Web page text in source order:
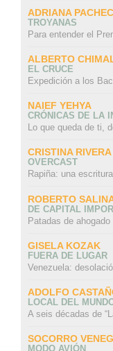
ADRIANA
TROYANAS
Para entender el
ALBERTO
EL CRUCE
Expedición a los
NAIEF YEHYA
CRÓNICAS DE LA
Lo que queda de ti,
CRISTINA
OVERCAST
Rapiña: una
ROBERTO
DE CAPITAL
Patadas de ahogado
GISELA KOZAK
FUERA DE LUGAR
Venezuela:
ADOLFO
LOCAL DEL
A seis décadas de
SOCORRO
MODO AVIÓN